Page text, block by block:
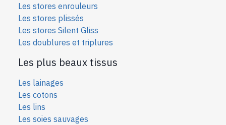
Les stores enrouleurs
Les stores plissés
Les stores Silent Gliss
Les doublures et triplures
Les plus beaux tissus
Les lainages
Les cotons
Les lins
Les soies sauvages